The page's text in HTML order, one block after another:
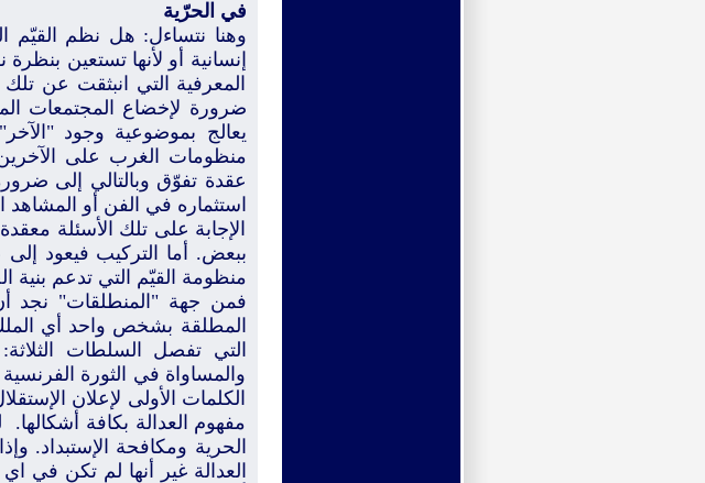
في الحرّية
وهنا نتساءل: هل نظم القيّم
إنسانية أو لأنها تستعين
المعرفية التي انبثقت عن
ضرورة لإخضاع المجتمعات
يعالج بموضوعية وجود
منظومات الغرب على
عقدة تفوّق وبالتالي إلى
استثماره في الفن أو المشاهد
الإجابة على تلك الأسئلة
ببعض. أما التركيب فيعود
منظومة القيّم التي تدعم بنية
فمن جهة "المنطلقات" نجد
المطلقة بشخص واحد أي
التي تفصل السلطات
والمساواة في الثورة
الكلمات الأولى لإعلان
مفهوم العدالة بكافة
الحرية ومكافحة الإستبداد.
العدالة غير أنها لم تكن في